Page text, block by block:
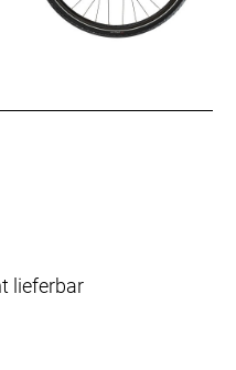
lieferbar